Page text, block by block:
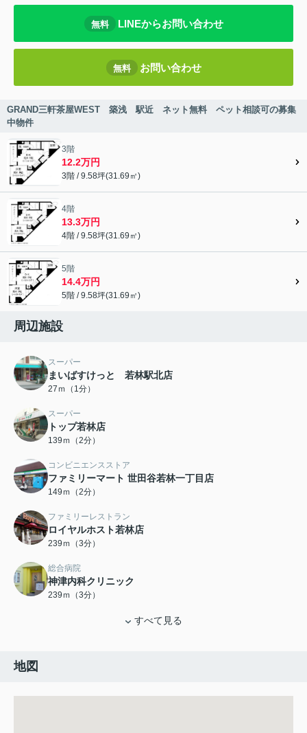
無料 LINEからお問い合わせ
無料 お問い合わせ
GRAND三軒茶屋WEST 築浅 駅近 ネット無料 ペット相談可の募集
中物件
3階
12.2万円
3階 / 9.58坪(31.69㎡)
4階
13.3万円
4階 / 9.58坪(31.69㎡)
5階
14.4万円
5階 / 9.58坪(31.69㎡)
周辺施設
スーパー
まいばすけっと 若林駅北店
27ｍ（1分）
スーパー
トップ若林店
139ｍ（2分）
コンビニエンスストア
ファミリーマート 世田谷若林一丁目店
149ｍ（2分）
ファミリーレストラン
ロイヤルホスト若林店
239ｍ（3分）
総合病院
神津内科クリニック
239ｍ（3分）
すべて見る
地図